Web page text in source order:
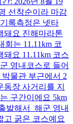
선착순이라 마감
록측정은 넷타
돼요 진해마라톤
회는 11.11km 코
요 11.11km 코스
영내코스로 들어
물관 부근에서 2
장 사거리를 지
구간이에요 5km
발해서 해군 영내
고 굵은 코스예요